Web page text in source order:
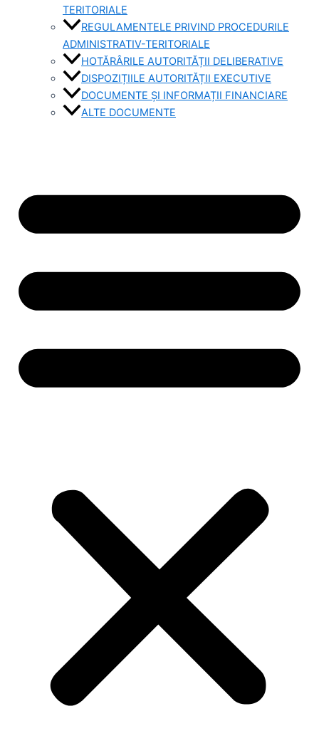
TERITORIALE
REGULAMENTELE PRIVIND PROCEDURILE
ADMINISTRATIV-TERITORIALE
HOTĂRÂRILE AUTORITĂȚII DELIBERATIVE
DISPOZIȚIILE AUTORITĂȚII EXECUTIVE
DOCUMENTE ȘI INFORMAȚII FINANCIARE
ALTE DOCUMENTE